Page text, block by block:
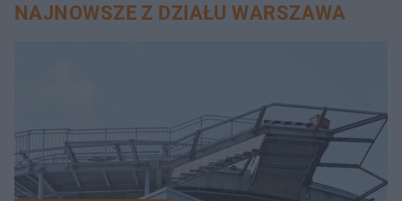
NAJNOWSZE Z DZIAŁU WARSZAWA